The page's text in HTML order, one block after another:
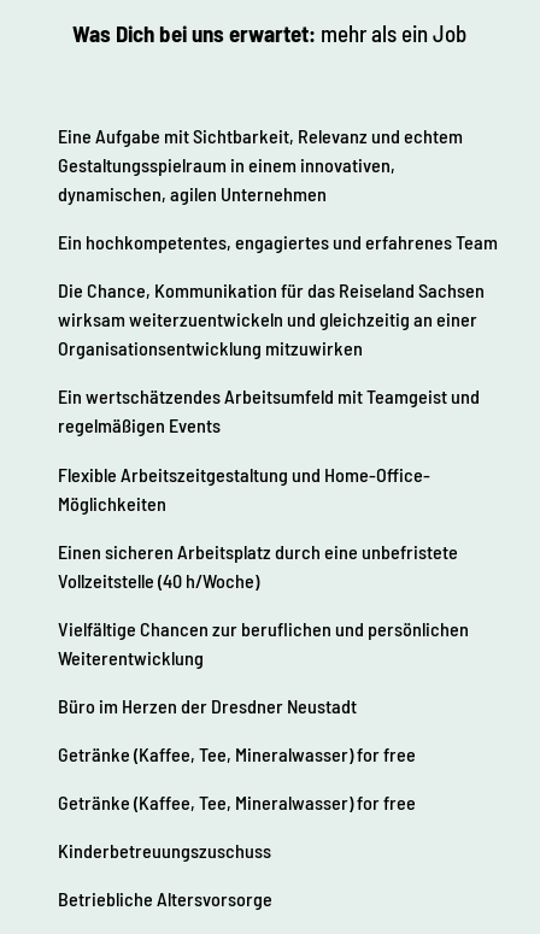
Was Dich bei uns erwartet: mehr als ein Job
Eine Aufgabe mit Sichtbarkeit, Relevanz und echtem
Gestaltungsspielraum in einem innovativen,
dynamischen, agilen Unternehmen
Ein hochkompetentes, engagiertes und erfahrenes Team
Die Chance, Kommunikation für das Reiseland Sachsen
wirksam weiterzuentwickeln und gleichzeitig an einer
Organisationsentwicklung mitzuwirken
Ein wertschätzendes Arbeitsumfeld mit Teamgeist und
regelmäßigen Events
Flexible Arbeitszeitgestaltung und Home-Office-
Möglichkeiten
Einen sicheren Arbeitsplatz durch eine unbefristete
Vollzeitstelle (40 h/Woche)
Vielfältige Chancen zur beruflichen und persönlichen
Weiterentwicklung
Büro im Herzen der Dresdner Neustadt
Getränke (Kaffee, Tee, Mineralwasser) for free
Getränke (Kaffee, Tee, Mineralwasser) for free
Kinderbetreuungszuschuss
Betriebliche Altersvorsorge